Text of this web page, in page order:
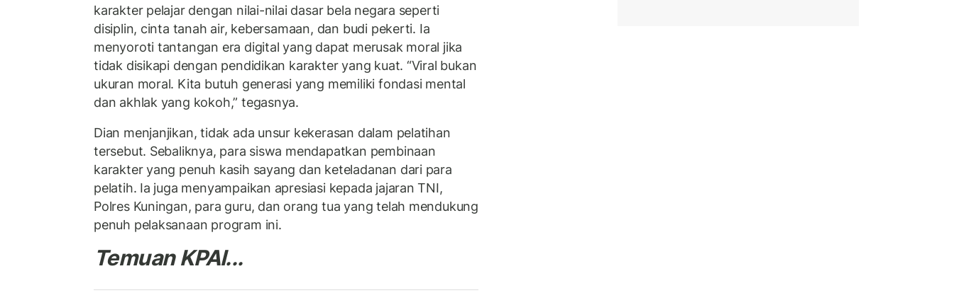
karakter pelajar dengan nilai-nilai dasar bela negara seperti
disiplin, cinta tanah air, kebersamaan, dan budi pekerti. Ia
menyoroti tantangan era digital yang dapat merusak moral jika
tidak disikapi dengan pendidikan karakter yang kuat. “Viral bukan
ukuran moral. Kita butuh generasi yang memiliki fondasi mental
dan akhlak yang kokoh,” tegasnya.
Dian menjanjikan, tidak ada unsur kekerasan dalam pelatihan
tersebut. Sebaliknya, para siswa mendapatkan pembinaan
karakter yang penuh kasih sayang dan keteladanan dari para
pelatih. Ia juga menyampaikan apresiasi kepada jajaran TNI,
Polres Kuningan, para guru, dan orang tua yang telah mendukung
penuh pelaksanaan program ini.
Temuan KPAI...